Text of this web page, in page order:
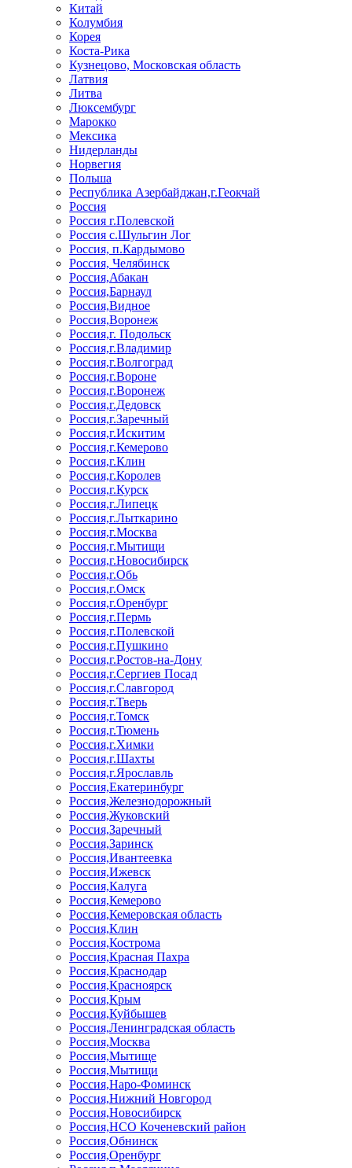
Китай
Колумбия
Корея
Коста-Рика
Кузнецово, Московская область
Латвия
Литва
Люксембург
Марокко
Мексика
Нидерланды
Норвегия
Польша
Республика Азербайджан,г.Геокчай
Россия
Россия г.Полевской
Россия с.Шульгин Лог
Россия, п.Кардымово
Россия, Челябинск
Россия,Абакан
Россия,Барнаул
Россия,Видное
Россия,Воронеж
Россия,г. Подольск
Россия,г.Владимир
Россия,г.Волгоград
Россия,г.Вороне
Россия,г.Воронеж
Россия,г.Дедовск
Россия,г.Заречный
Россия,г.Искитим
Россия,г.Кемерово
Россия,г.Клин
Россия,г.Королев
Россия,г.Курск
Россия,г.Липецк
Россия,г.Лыткарино
Россия,г.Москва
Россия,г.Мытищи
Россия,г.Новосибирск
Россия,г.Обь
Россия,г.Омск
Россия,г.Оренбург
Россия,г.Пермь
Россия,г.Полевской
Россия,г.Пушкино
Россия,г.Ростов-на-Дону
Россия,г.Сергиев Посад
Россия,г.Славгород
Россия,г.Тверь
Россия,г.Томск
Россия,г.Тюмень
Россия,г.Химки
Россия,г.Шахты
Россия,г.Ярославль
Россия,Екатеринбург
Россия,Железнодорожный
Россия,Жуковский
Россия,Заречный
Россия,Заринск
Россия,Ивантеевка
Россия,Ижевск
Россия,Калуга
Россия,Кемерово
Россия,Кемеровская область
Россия,Клин
Россия,Кострома
Россия,Красная Пахра
Россия,Краснодар
Россия,Красноярск
Россия,Крым
Россия,Куйбышев
Россия,Ленинградская область
Россия,Москва
Россия,Мытище
Россия,Мытищи
Россия,Наро-Фоминск
Россия,Нижний Новгород
Россия,Новосибирск
Россия,НСО Коченевский район
Россия,Обнинск
Россия,Оренбург